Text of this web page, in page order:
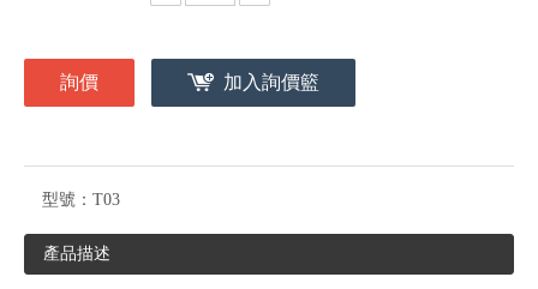
詢價 加入詢價籃
型號： T03
產品描述